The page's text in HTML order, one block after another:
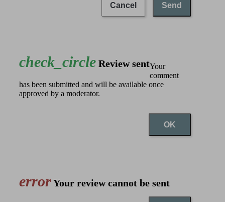
Cancel Send
check_circle Review sentYour
comment
has been submitted and will be available once
approved by a moderator.
OK
errorYour review cannot be sent